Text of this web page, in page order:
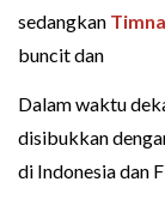
sedangkan
buncit dan
Dalam waktu
disibukkan
di Indonesia dan